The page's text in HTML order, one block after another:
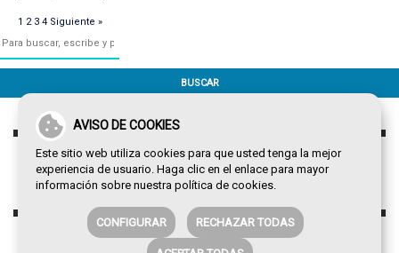
AVISO DE COOKIES
Este sitio web utiliza cookies para que usted tenga la mejor
experiencia de usuario. Haga clic en el enlace para mayor
información sobre nuestra política de cookies.
CONFIGURAR RECHAZAR TODAS
1 2 3 4 Siguiente »
BUSCAR